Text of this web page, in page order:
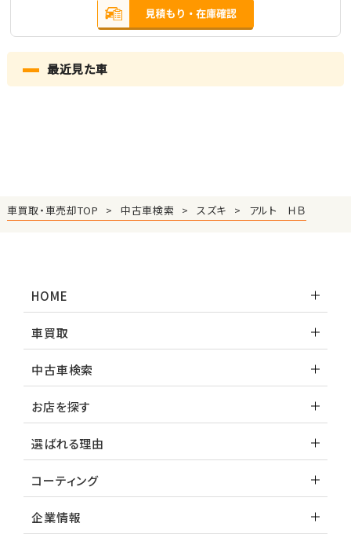
最近見た車
車買取・車売却TOP 中古車検索 スズキ アルト ＨＢ
HOME
車買取
中古車検索
お店を探す
選ばれる理由
コーティング
企業情報